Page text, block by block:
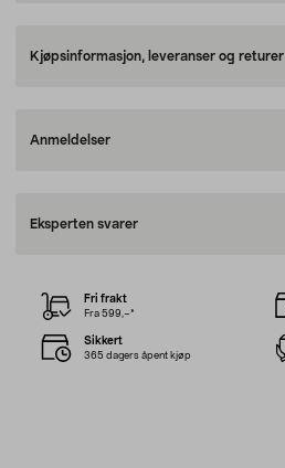
Kjøpsinformasjon, leveranser og returer
Anmeldelser
Eksperten svarer
Fri frakt
Fra 599,–*
Sikkert
365 dagers åpent kjøp